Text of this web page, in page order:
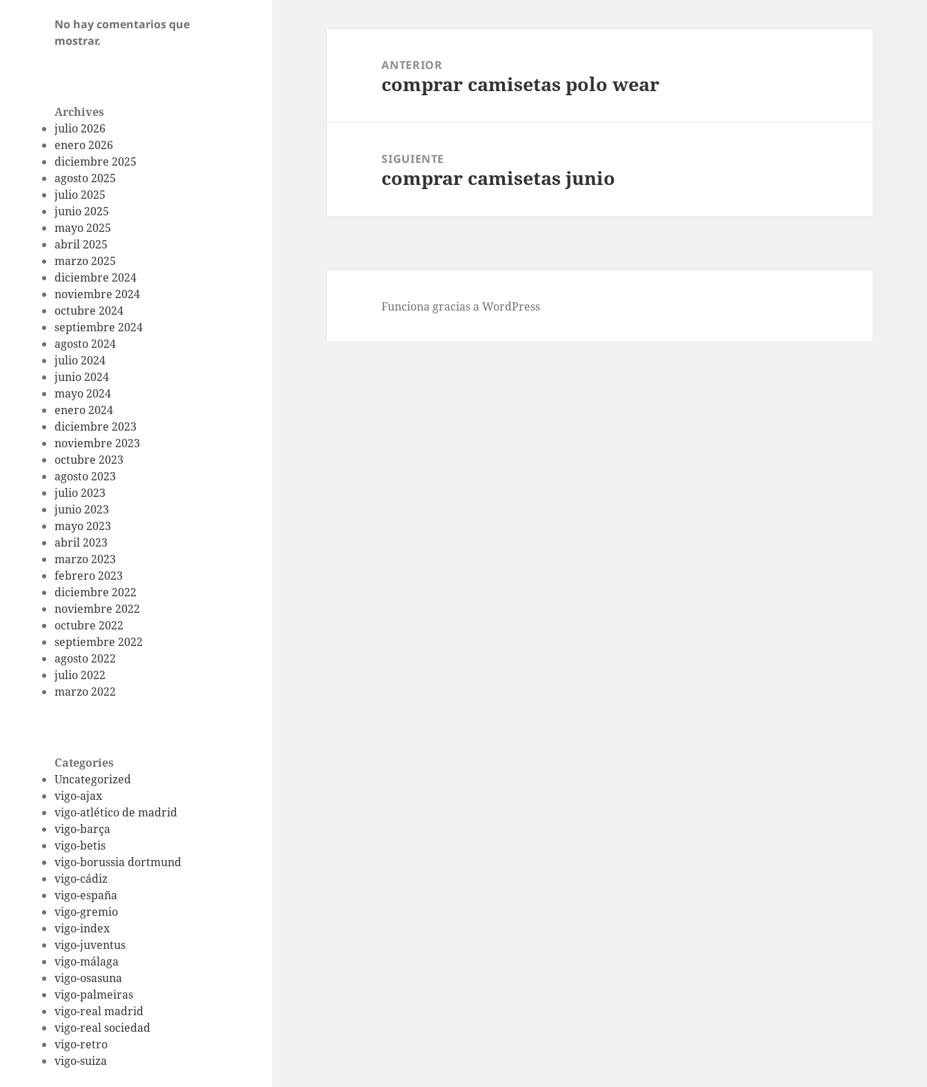
No hay comentarios que
mostrar.
Archives
julio 2026
enero 2026
diciembre 2025
agosto 2025
julio 2025
junio 2025
mayo 2025
abril 2025
marzo 2025
diciembre 2024
noviembre 2024
octubre 2024
septiembre 2024
agosto 2024
julio 2024
junio 2024
mayo 2024
enero 2024
diciembre 2023
noviembre 2023
octubre 2023
agosto 2023
julio 2023
junio 2023
mayo 2023
abril 2023
marzo 2023
febrero 2023
diciembre 2022
noviembre 2022
octubre 2022
septiembre 2022
agosto 2022
julio 2022
marzo 2022
Categories
Uncategorized
vigo-ajax
vigo-atlético de madrid
vigo-barça
vigo-betis
vigo-borussia dortmund
vigo-cádiz
vigo-españa
vigo-gremio
vigo-index
vigo-juventus
vigo-málaga
vigo-osasuna
vigo-palmeiras
vigo-real madrid
vigo-real sociedad
vigo-retro
vigo-suiza
entradas
ANTERIOR
Entrada
comprar camisetas polo wear
SIGUIENTE
Entrada
comprar camisetas junio
Funciona gracias a WordPress